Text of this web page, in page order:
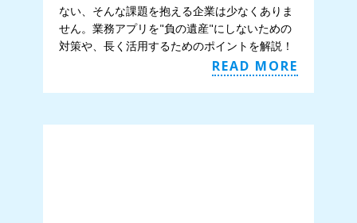
ない、そんな課題を抱える企業は少なくありま
せん。業務アプリを"負の遺産"にしないための
対策や、長く活用するためのポイントを解説！
READ MORE